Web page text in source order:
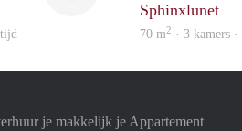
tijd
Sphinxlunet
70 m2 · 3 kamers
je makkelijk je Appartement